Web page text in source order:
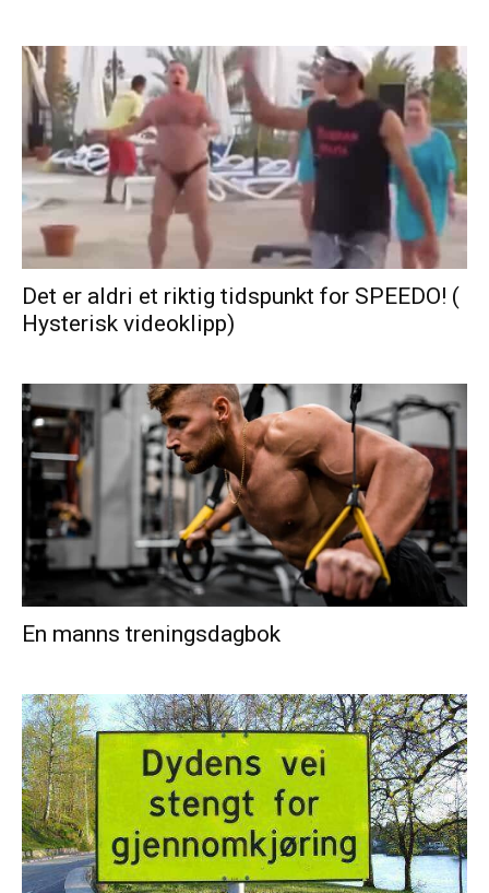
Det er aldri et riktig tidspunkt for SPEEDO! (
Hysterisk videoklipp)
En manns treningsdagbok